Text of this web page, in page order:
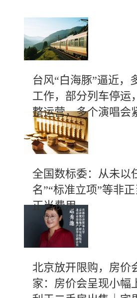
台风“白海豚”逼近，
工作，部分列车停运
整运营，多个演唱会
全国数标委：从未以
名”“标准立项”等非
正当费用
北京放开限购，房价
家：房价会呈现小幅